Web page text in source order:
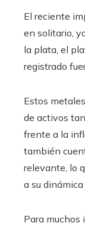
El reciente
en solitario,
la plata, el
registrado
Estos
de activos
frente a la
también
relevante, lo
a su
Para muchos